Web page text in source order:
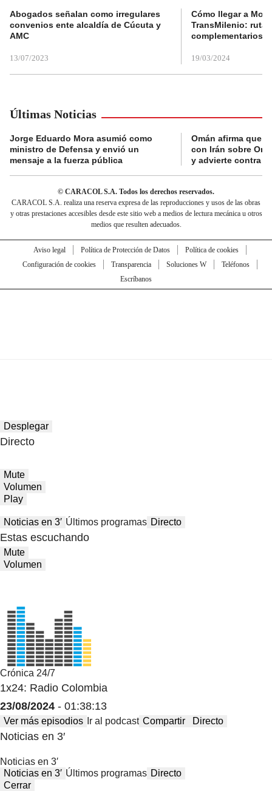
Abogados señalan como irregulares
convenios ente alcaldía de Cúcuta y
AMC
13/07/2023
Cómo llegar a
TransMilenio:
complementarios
19/03/2024
Últimas Noticias
Jorge Eduardo Mora asumió como
ministro de Defensa y envió un
mensaje a la fuerza pública
Omán afirma que
con Irán sobre
y advierte contra
© CARACOL S.A. Todos los derechos reservados.
CARACOL S.A. realiza una reserva expresa de las reproducciones y usos de las obras
y otras prestaciones accesibles desde este sitio web a medios de lectura mecánica u otros
medios que resulten adecuados.
Aviso legal Política de Protección de Datos
Política de cookies
Configuración de cookies
Transparencia Soluciones W
Teléfonos
Escríbanos
Desplegar
Directo
Mute
Volumen
Play
Noticias en 3′ Últimos programas Directo
Estas escuchando
Mute
Volumen
Crónica 24/7
1x24: Radio Colombia
23/08/2024 - 01:38:13
Ver más episodios Ir al podcast Compartir Directo
Noticias en 3′
Noticias en 3′
Noticias en 3′ Últimos programas Directo
Cerrar